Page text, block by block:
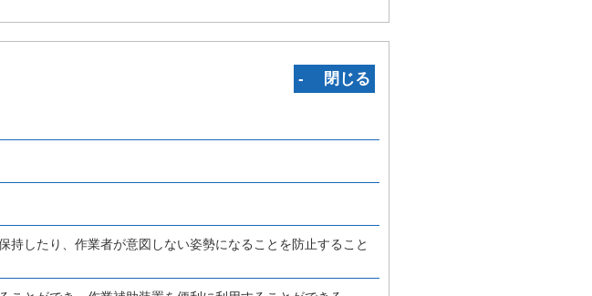
‐ 閉じる
したり、作業者が意図しない姿勢になることを防止すること